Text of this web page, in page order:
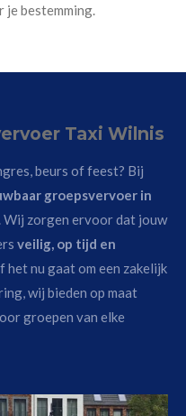
je bestemming.
Taxi Wilnis
beurs of feest? Bij
groepsvervoer in
zorgen ervoor dat jouw
veilig, op tijd en
het nu gaat om een zakelijk
wij bieden op maat
groepen van elke